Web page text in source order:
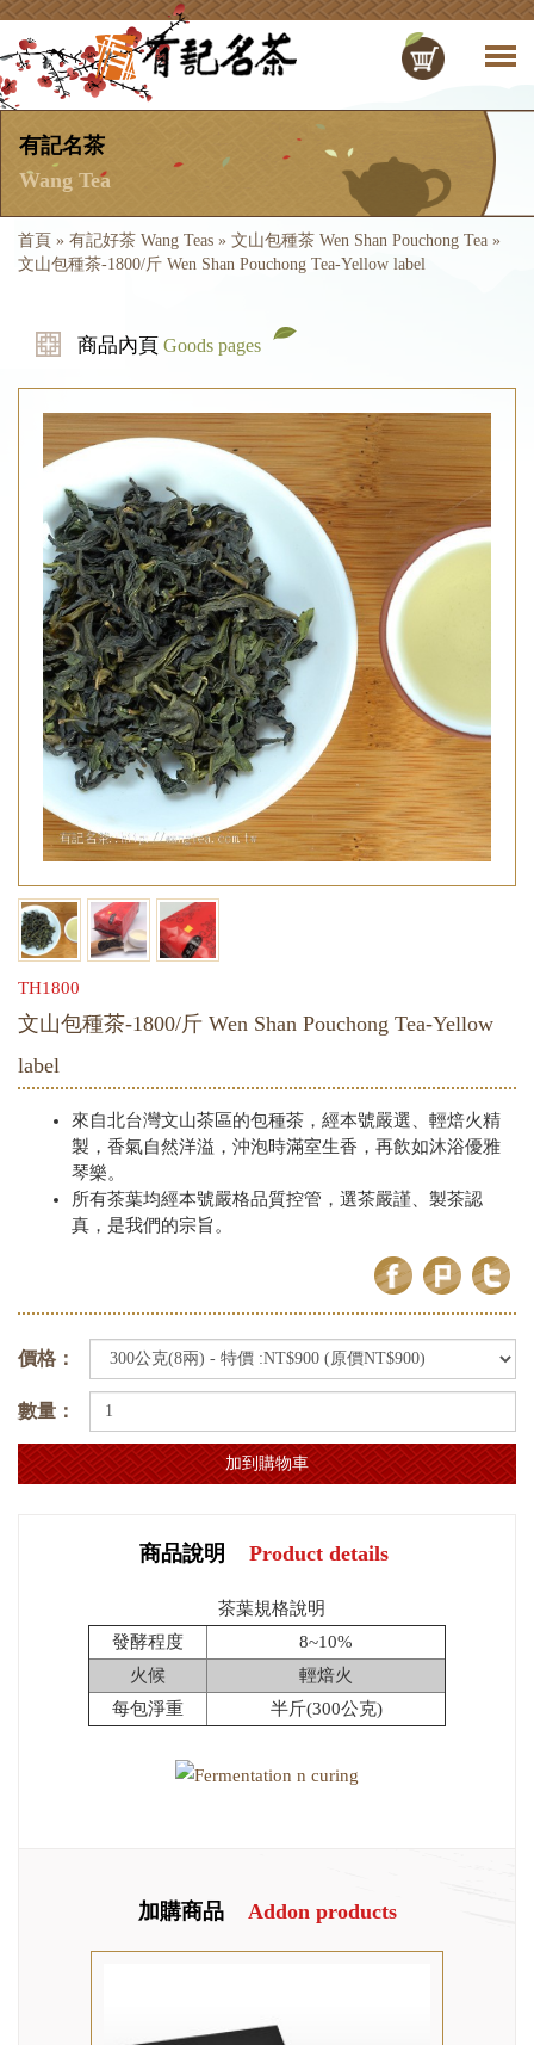
有記名茶
Wang Tea
首頁 » 有記好茶 Wang Teas » 文山包種茶 Wen Shan Pouchong Tea »
文山包種茶-1800/斤 Wen Shan Pouchong Tea-Yellow label
商品內頁 Goods pages
TH1800
文山包種茶-1800/斤 Wen Shan Pouchong Tea-Yellow
label
來自北台灣文山茶區的包種茶，經本號嚴選、輕焙火精
製，香氣自然洋溢，沖泡時滿室生香，再飲如沐浴優雅
琴樂。
所有茶葉均經本號嚴格品質控管，選茶嚴謹、製茶認
真，是我們的宗旨。
價格：
數量：
商品說明 Product details
茶葉規格說明
發酵程度
8~10%
火候
輕焙火
每包淨重
半斤(300公克)
加購商品 Addon products